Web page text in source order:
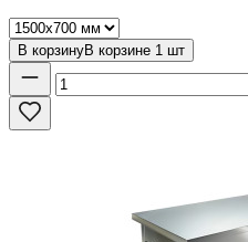
В корзинуВ корзине 1 шт